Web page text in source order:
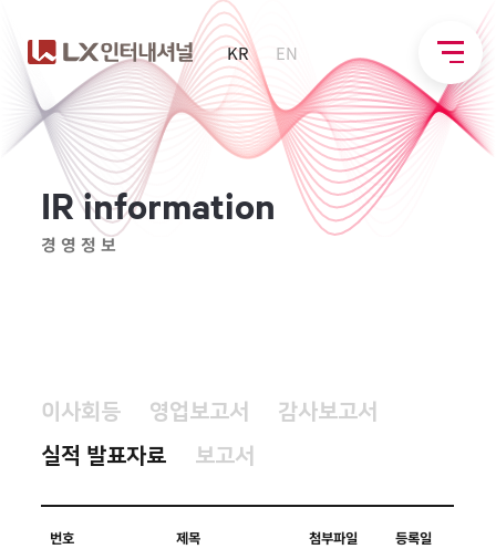
KR EN
IRinformation
경영정보
이사회등 영업보고서
감사보고서
실적 발표자료
보고서
번호 제목 첨부파일 등록일